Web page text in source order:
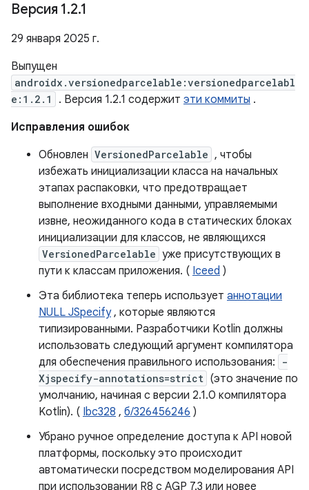
Версия 1.2.1
29 января 2025 г.
Выпущен
androidx.versionedparcelable:versionedparcelabl
e:1.2.1
. Версия 1.2.1 содержит эти коммиты .
Исправления ошибок
Обновлен VersionedParcelable , чтобы
избежать инициализации класса на начальных
этапах распаковки, что предотвращает
выполнение входными данными, управляемыми
извне, неожиданного кода в статических блоках
инициализации для классов, не являющихся
VersionedParcelable уже присутствующих в
пути к классам приложения. ( Iceed )
Эта библиотека теперь использует аннотации
NULL JSpecify, которые являются
типизированными. Разработчики Kotlin должны
использовать следующий аргумент компилятора
для обеспечения правильного использования:
-
Xjspecify-annotations=strict (это значение по
умолчанию, начиная с версии 2.1.0 компилятора
Kotlin). ( Ibc328 , б/326456246 )
Убрано ручное определение доступа к API новой
платформы, поскольку это происходит
автоматически посредством моделирования API
при использовании R8 с AGP 7.3 или новее